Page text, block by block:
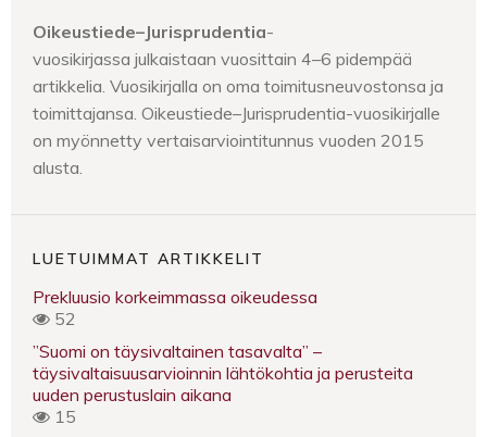
Oikeustiede–Jurisprudentia-
vuosikirjassa julkaistaan vuosittain 4–6 pidempää
artikkelia. Vuosikirjalla on oma toimitusneuvostonsa ja
toimittajansa. Oikeustiede–Jurisprudentia-vuosikirjalle
on myönnetty vertaisarviointitunnus vuoden 2015
alusta.
LUETUIMMAT ARTIKKELIT
Prekluusio korkeimmassa oikeudessa
52
”Suomi on täysivaltainen tasavalta” –
täysivaltaisuusarvioinnin lähtökohtia ja perusteita
uuden perustuslain aikana
15